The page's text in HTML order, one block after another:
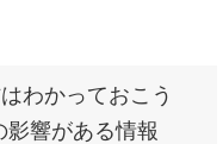
わかっておこう
響がある情報